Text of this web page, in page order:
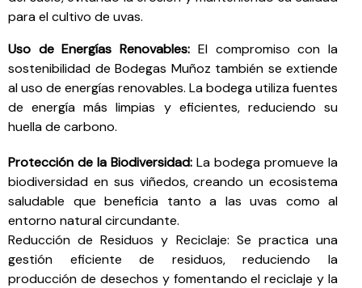
para el cultivo de uvas.
Uso de Energías Renovables: El compromiso con la
sostenibilidad de Bodegas Muñoz también se extiende
al uso de energías renovables. La bodega utiliza fuentes
de energía más limpias y eficientes, reduciendo su
huella de carbono.
Protección de la Biodiversidad: La bodega promueve la
biodiversidad en sus viñedos, creando un ecosistema
saludable que beneficia tanto a las uvas como al
entorno natural circundante.
Reducción de Residuos y Reciclaje: Se practica una
gestión eficiente de residuos, reduciendo la
producción de desechos y fomentando el reciclaje y la